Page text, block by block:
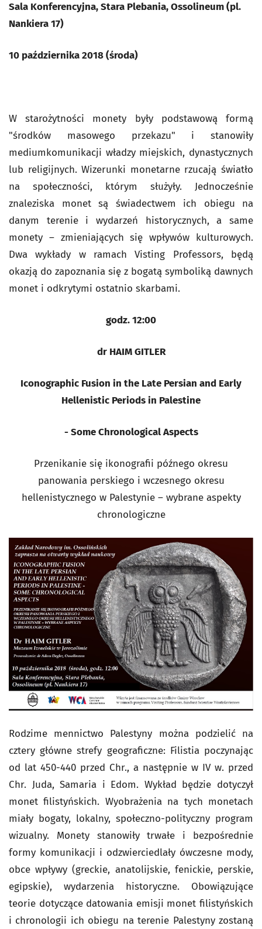
Sala Konferencyjna, Stara Plebania, Ossolineum (pl.
Nankiera 17)
10 października 2018 (środa)
W starożytności monety były podstawową formą
"środków masowego przekazu" i stanowiły
mediumkomunikacji władzy miejskich, dynastycznych
lub religijnych. Wizerunki monetarne rzucają światło
na społeczności, którym służyły. Jednocześnie
znaleziska monet są świadectwem ich obiegu na
danym terenie i wydarzeń historycznych, a same
monety – zmieniających się wpływów kulturowych.
Dwa wykłady w ramach Visting Professors, będą
okazją do zapoznania się z bogatą symboliką dawnych
monet i odkrytymi ostatnio skarbami.
godz. 12:00
dr HAIM GITLER
Iconographic Fusion in the Late Persian and Early
Hellenistic Periods in Palestine
- Some Chronological Aspects
Przenikanie się ikonografii późnego okresu
panowania perskiego i wczesnego okresu
hellenistycznego w Palestynie – wybrane aspekty
chronologiczne
Rodzime mennictwo Palestyny można podzielić na
cztery główne strefy geograficzne: Filistia poczynając
od lat 450-440 przed Chr., a następnie w IV w. przed
Chr. Juda, Samaria i Edom. Wykład będzie dotyczył
monet filistyńskich. Wyobrażenia na tych monetach
miały bogaty, lokalny, społeczno-polityczny program
wizualny. Monety stanowiły trwałe i bezpośrednie
formy komunikacji i odzwierciedlały ówczesne mody,
obce wpływy (greckie, anatolijskie, fenickie, perskie,
egipskie), wydarzenia historyczne. Obowiązujące
teorie dotyczące datowania emisji monet filistyńskich
i chronologii ich obiegu na terenie Palestyny zostaną